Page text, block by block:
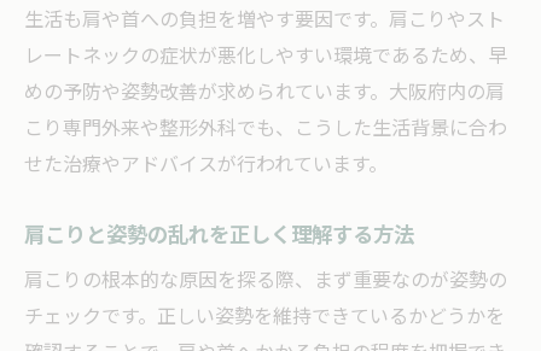
生活も肩や首への負担を増やす要因です。肩こりやスト
レートネックの症状が悪化しやすい環境であるため、早
めの予防や姿勢改善が求められています。大阪府内の肩
こり専門外来や整形外科でも、こうした生活背景に合わ
せた治療やアドバイスが行われています。
肩こりと姿勢の乱れを正しく理解する方法
肩こりの根本的な原因を探る際、まず重要なのが姿勢の
チェックです。正しい姿勢を維持できているかどうかを